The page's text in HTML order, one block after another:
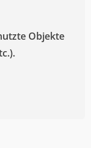
Objekte